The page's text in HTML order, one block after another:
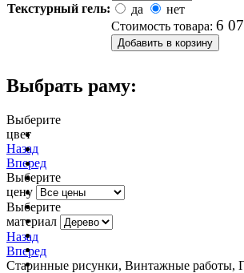
Текстурный гель:
да
нет
Стоимость товара: 6
Выбрать раму:
Выберите
цвет
Назад
Вперед
Выберите
цену
Выберите
материал
Назад
Вперед
Старинные рисунки, Винтажные работы,